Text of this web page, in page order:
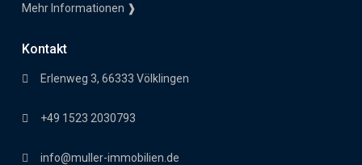
Mehr Informationen ❱
Kontakt
Erlenweg 3, 66333 Völklingen
+49 1523 2030793
info@muller-immobilien.de